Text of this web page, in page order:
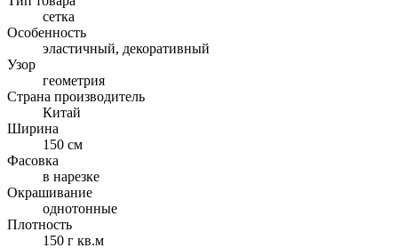
сетка
Особенность
эластичный, декоративный
Узор
геометрия
Страна производитель
Китай
Ширина
150 см
Фасовка
в нарезке
Окрашивание
однотонные
Плотность
150 г кв.м